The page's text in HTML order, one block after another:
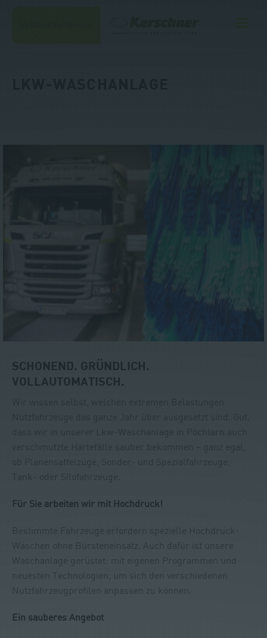
SCHONEND. GRÜNDLICH.
VOLLAUTOMATISCH.
Tank- oder Silofahrzeuge.
Für Sie arbeiten wir mit Hochdruck!
Bestimmte Fahrzeuge erfordern spezielle Hochdruck-
Wäschen ohne Bürsteneinsatz. Auch dafür ist unsere
Waschanlage gerüstet: mit eigenen Programmen und
neuesten Technologien, um sich den verschiedenen
Nutzfahrzeugprofilen anpassen zu können.
Ein sauberes Angebot